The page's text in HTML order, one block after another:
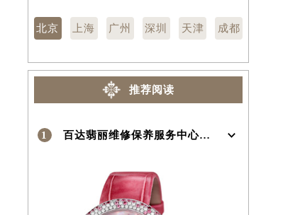
北京 上海 广州 深圳 天津 成都
推荐阅读
1 百达翡丽维修保养服务中心介绍 | Patek Philippe